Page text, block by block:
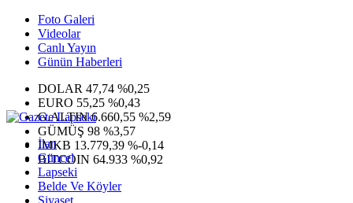
Foto Galeri
Videolar
Canlı Yayın
Günün Haberleri
DOLAR 47,74 %0,25
EURO 55,25 %0,43
G.ALTIN6.660,55 %2,59
GÜMÜŞ 98 %3,57
IMKB 13.779,39 %-0,14
BITCOIN 64.933 %0,92
İlan
Güncel
Lapseki
Belde Ve Köyler
Siyaset